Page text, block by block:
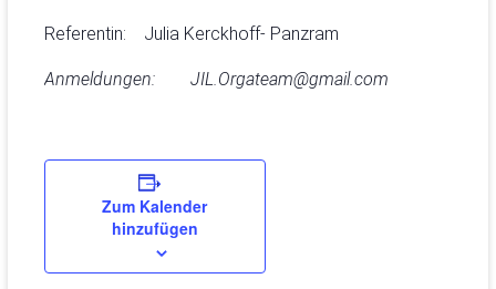
Referentin: Julia Kerckhoff- Panzram
Anmeldungen: JIL.Orgateam@gmail.com
Zum Kalender
hinzufügen